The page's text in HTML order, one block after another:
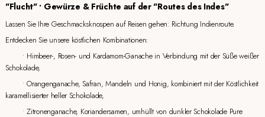
"Flucht" • Gewürze & Früchte auf der "Routes des Indes"
Lassen Sie Ihre Geschmacksknospen auf Reisen gehen: Richtung Indienroute.
Entdecken Sie unsere köstlichen Kombinationen:
• Himbeer-, Rosen- und Kardamom-Ganache in Verbindung mit der Süße weißer
Schokolade,
• Orangenganache, Safran, Mandeln und Honig, kombiniert mit der Köstlichkeit
karamellisierter heller Schokolade,
• Zitronenganache, Koriandersamen, umhüllt von dunkler Schokolade Pure